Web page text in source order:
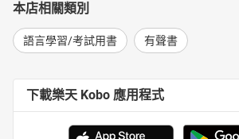
本店相關類別
語言學習/考試用書 有聲書
下載樂天 Kobo 應用程式